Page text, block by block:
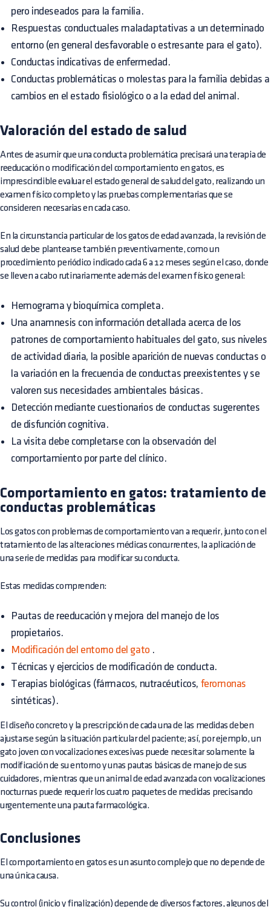
pero indeseados para la familia.
Respuestas conductuales maladaptativas a un determinado
entorno (en general desfavorable o estresante para el gato).
Conductas indicativas de enfermedad.
Conductas problemáticas o molestas para la familia debidas a
cambios en el estado fisiológico o a la edad del animal.
Valoración del estado de salud
Antes de asumir que una conducta problemática precisará una terapia de
reeducación o modificación del comportamiento en gatos, es
imprescindible evaluar el estado general de salud del gato, realizando un
examen físico completo y las pruebas complementarias que se
consideren necesarias en cada caso.
En la circunstancia particular de los gatos de edad avanzada, la revisión de
salud debe plantearse también preventivamente, como un
procedimiento periódico indicado cada 6 a 12 meses según el caso, donde
se lleven a cabo rutinariamente además del examen físico general:
Hemograma y bioquímica completa.
Una anamnesis con información detallada acerca de los
patrones de comportamiento habituales del gato, sus niveles
de actividad diaria, la posible aparición de nuevas conductas o
la variación en la frecuencia de conductas preexistentes y se
valoren sus necesidades ambientales básicas.
Detección mediante cuestionarios de conductas sugerentes
de disfunción cognitiva.
La visita debe completarse con la observación del
comportamiento por parte del clínico.
Comportamiento en gatos: tratamiento de
conductas problemáticas
Los gatos con problemas de comportamiento van a requerir, junto con el
tratamiento de las alteraciones médicas concurrentes, la aplicación de
una serie de medidas para modificar su conducta.
Estas medidas comprenden:
Pautas de reeducación y mejora del manejo de los
propietarios.
Modificación del entorno del gato .
Técnicas y ejercicios de modificación de conducta.
Terapias biológicas (fármacos, nutracéuticos, feromonas
sintéticas).
El diseño concreto y la prescripción de cada una de las medidas deben
ajustarse según la situación particular del paciente; así, por ejemplo, un
gato joven con vocalizaciones excesivas puede necesitar solamente la
modificación de su entorno y unas pautas básicas de manejo de sus
cuidadores, mientras que un animal de edad avanzada con vocalizaciones
nocturnas puede requerir los cuatro paquetes de medidas precisando
urgentemente una pauta farmacológica.
Conclusiones
El comportamiento en gatos es un asunto complejo que no depende de
una única causa.
Su control (inicio y finalización) depende de diversos factores, algunos del